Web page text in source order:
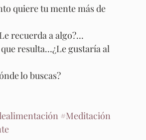
quiere tu mente más de
recuerda a algo?…
resulta…¿Le gustaría al
lo buscas?
#Meditación